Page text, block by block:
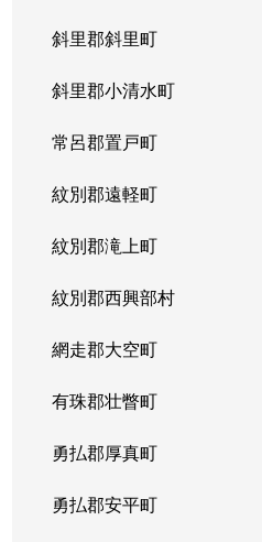
斜里郡斜里町
斜里郡小清水町
常呂郡置戸町
紋別郡遠軽町
紋別郡滝上町
紋別郡西興部村
網走郡大空町
有珠郡壮瞥町
勇払郡厚真町
勇払郡安平町